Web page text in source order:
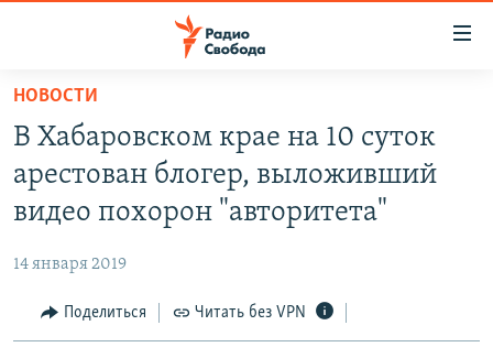
упрощенного
доступа
основному
Вернутся
ПРОГРАММЫ
ПОДКАСТЫ
АВТОРСКИЕ ПРОЕКТЫ
МНЕНИЯ
КУЛЬТУРА
НОВОСТИ
В Хабаровском крае на 10 суток
арестован блогер, выложивший
видео похорон "авторитета"
14 января 2019
Поделиться Читать без VPN